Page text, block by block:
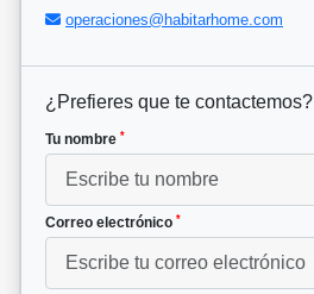
operaciones@habitarhome.com
¿Prefieres que te contactemos?
Tu nombre *
Correo electrónico *